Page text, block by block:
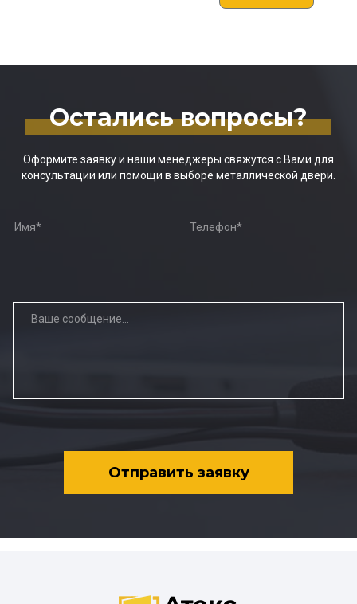
Остались вопросы?
Оформите заявку и наши менеджеры свяжутся с Вами для
консультации или помощи в выборе металлической двери.
Отправить заявку